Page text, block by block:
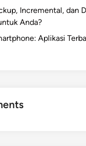
Incremental, dan
Anda?
Aplikasi